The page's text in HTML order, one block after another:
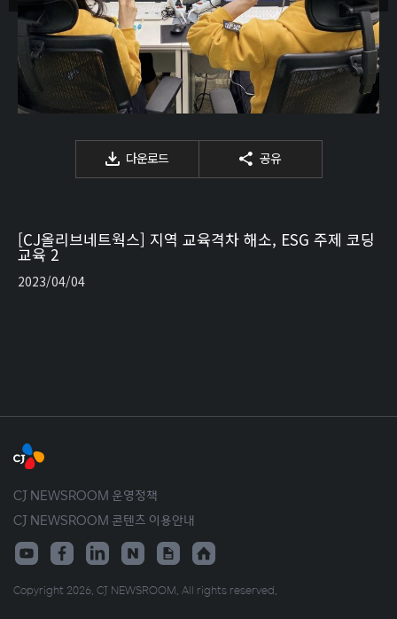
다운로드 공유
[CJ올리브네트웍스] 지역 교육격차 해소, ESG 주제 코딩
교육 2
2023/04/04
CJ NEWSROOM 운영정책
CJ NEWSROOM 콘텐츠 이용안내
Copyright 2026. CJ NEWSROOM. All rights reserved.